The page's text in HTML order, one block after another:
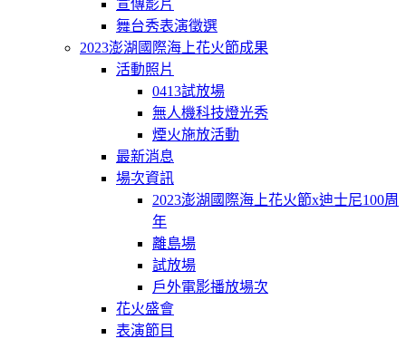
宣傳影片
舞台秀表演徵選
2023澎湖國際海上花火節成果
活動照片
0413試放場
無人機科技燈光秀
煙火施放活動
最新消息
場次資訊
2023澎湖國際海上花火節x迪士尼100周
年
離島場
試放場
戶外電影播放場次
花火盛會
表演節目